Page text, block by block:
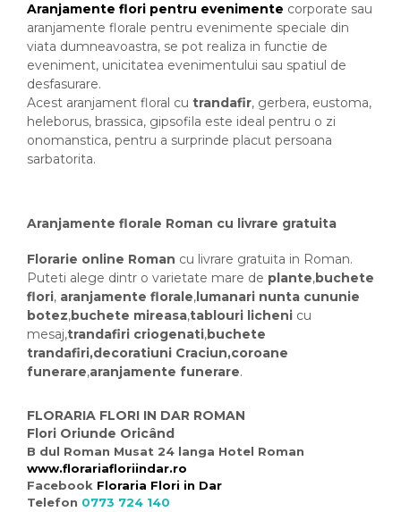
Aranjamente flori pentru evenimente corporate sau
aranjamente florale pentru evenimente speciale din
viata dumneavoastra, se pot realiza in functie de
eveniment, unicitatea evenimentului sau spatiul de
desfasurare.
Acest aranjament floral cu trandafir, gerbera, eustoma,
heleborus, brassica, gipsofila este ideal pentru o zi
onomanstica, pentru a surprinde placut persoana
sarbatorita.
Aranjamente florale Roman cu livrare gratuita
Florarie online Roman cu livrare gratuita in Roman.
Puteti alege dintr o varietate mare de plante,buchete
flori, aranjamente florale,lumanari nunta cununie
botez,buchete mireasa,tablouri licheni cu
mesaj,trandafiri criogenati,buchete
trandafiri,decoratiuni Craciun,coroane
funerare,aranjamente funerare.
FLORARIA FLORI IN DAR ROMAN
Flori Oriunde Oricând
B dul Roman Musat 24 langa Hotel Roman
www.florariafloriindar.ro
Facebook Floraria Flori in Dar
Telefon 0773 724 140